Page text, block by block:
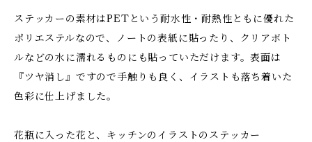
ステッカーの素材はPETという耐水性・耐熱性ともに優れた
ポリエステルなので、ノートの表紙に貼ったり、クリアボト
ルなどの水に濡れるものにも貼っていただけます。表面は
『ツヤ消し』ですので手触りも良く、イラストも落ち着いた
色彩に仕上げました。
花瓶に入った花と、キッチンのイラストのステッカー